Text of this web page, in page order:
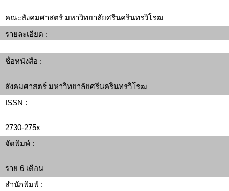
คณะสังคมศาสตร์ มหาวิทยาลัยศรีนครินทรวิโรฒ
รายละเอียด :
ชื่อหนังสือ :
สังคมศาสตร์ มหาวิทยาลัยศรีนครินทรวิโรฒ
ISSN :
2730-275x
จัดพิมพ์ :
ราย 6 เดือน
สำนักพิมพ์ :